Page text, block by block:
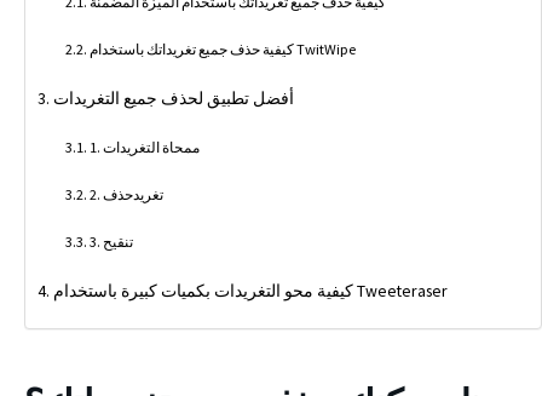
كيفية حذف جميع تغريداتك باستخدام TwitWipe
أفضل تطبيق لحذف جميع التغريدات
1. ممحاة التغريدات
2. تغريدحذف
3. تنقيح
كيفية محو التغريدات بكميات كبيرة باستخدام Tweeteraser